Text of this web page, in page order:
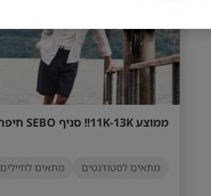
בהקדם!
דרישות המשרה
שירותיות
ניסיון במכירות - יתרון
ממוצע 11K-13K!! סניף SEBO חיפה!
מתאים לסטודנטים מתאים לחיילים